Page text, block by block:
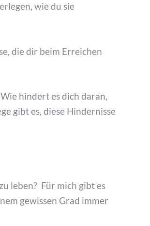
wie du sie
die dir beim Erreichen
hindert es dich daran,
gibt es, diese Hindernisse
leben? Für mich gibt es
gewissen Grad immer